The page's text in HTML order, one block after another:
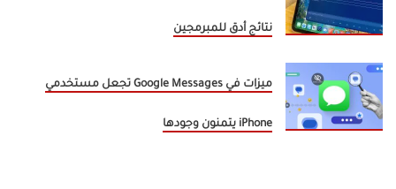
نتائج أدق للمبرمجين
ميزات في Google Messages تجعل مستخدمي
iPhone يتمنون وجودها